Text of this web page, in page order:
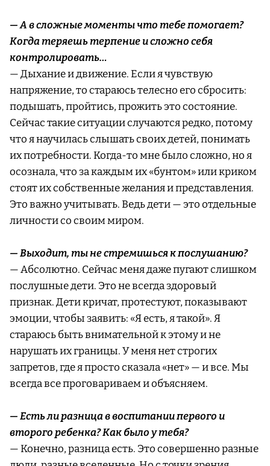
— А в сложные моменты что тебе помогает?
Когда теряешь терпение и сложно себя
контролировать…
— Дыхание и движение. Если я чувствую
напряжение, то стараюсь телесно его сбросить:
подышать, пройтись, прожить это состояние.
Сейчас такие ситуации случаются редко, потому
что я научилась слышать своих детей, понимать
их потребности. Когда-то мне было сложно, но я
осознала, что за каждым их «бунтом» или криком
стоят их собственные желания и представления.
Это важно учитывать. Ведь дети — это отдельные
личности со своим миром.
— Выходит, ты не стремишься к послушанию?
— Абсолютно. Сейчас меня даже пугают слишком
послушные дети. Это не всегда здоровый
признак. Дети кричат, протестуют, показывают
эмоции, чтобы заявить: «Я есть, я такой». Я
стараюсь быть внимательной к этому и не
нарушать их границы. У меня нет строгих
запретов, где я просто сказала «нет» — и все. Мы
всегда все проговариваем и объясняем.
— Есть ли разница в воспитании первого и
второго ребенка? Как было у тебя?
— Конечно, разница есть. Это совершенно разные